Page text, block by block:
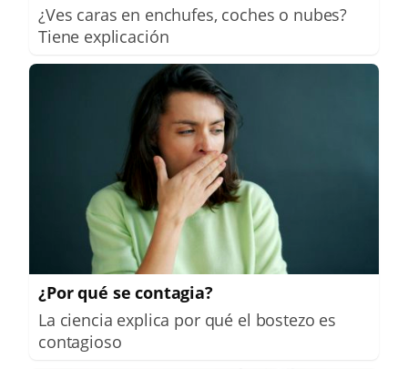
¿Ves caras en enchufes, coches o nubes?
Tiene explicación
¿Por qué se contagia?
La ciencia explica por qué el bostezo es
contagioso